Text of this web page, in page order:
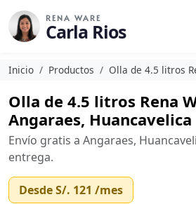
RENA WARE
Carla Rios
Inicio Productos Olla de 4.5 litros
Olla de 4.5 litros Rena
Angaraes, Huancavelica
Envío gratis a Angaraes,
entrega.
DesdeS/. 121 /mes